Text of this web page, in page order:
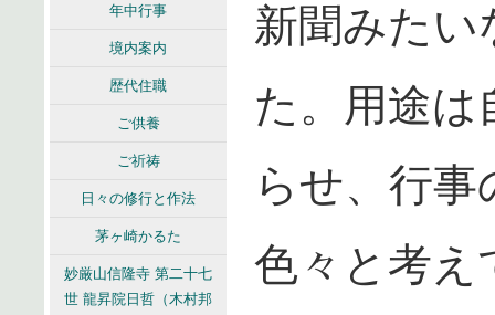
年中行事
境内案内
歴代住職
ご供養
ご祈祷
日々の修行と作法
茅ヶ崎かるた
妙厳山信隆寺 第二十七
世 龍昇院日哲（木村邦
新聞みた
た。用途は
らせ、行
色々と考え